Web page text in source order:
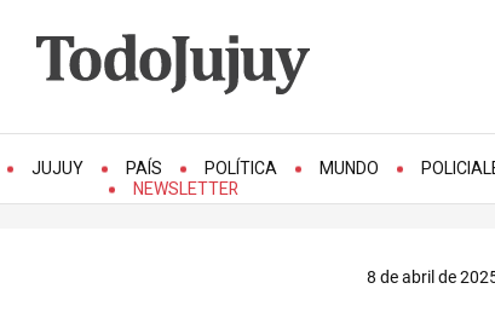
JUJUY PAÍS POLÍTICA MUNDO
NEWSLETTER
8 de abril de